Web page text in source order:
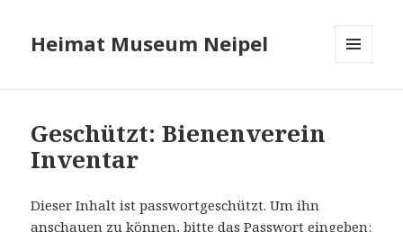
Heimat Museum Neipel
Geschützt: Bienenverein
Inventar
Dieser Inhalt ist passwortgeschützt. Um ihn
anschauen zu können, bitte das Passwort eingeben: